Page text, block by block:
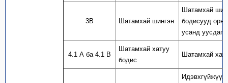
3В Шатамхай шингэн
Шатамхай
бодисууд
усанд уусдаг
4.1 А ба 4.1 В
Шатамхай хатуу
бодис
Шатамхай